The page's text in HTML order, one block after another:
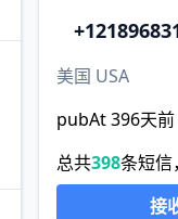
+1
美国 USA
pubAt 396天前
总共398条短信
接